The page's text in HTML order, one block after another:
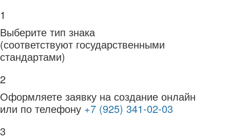
1
Выберите тип знака
(соответствуют государственными
стандартами)
2
Оформляете заявку на создание онлайн
или по телефону +7 (925) 341-02-03
3